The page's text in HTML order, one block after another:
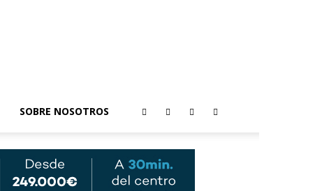
SOBRE NOSOTROS